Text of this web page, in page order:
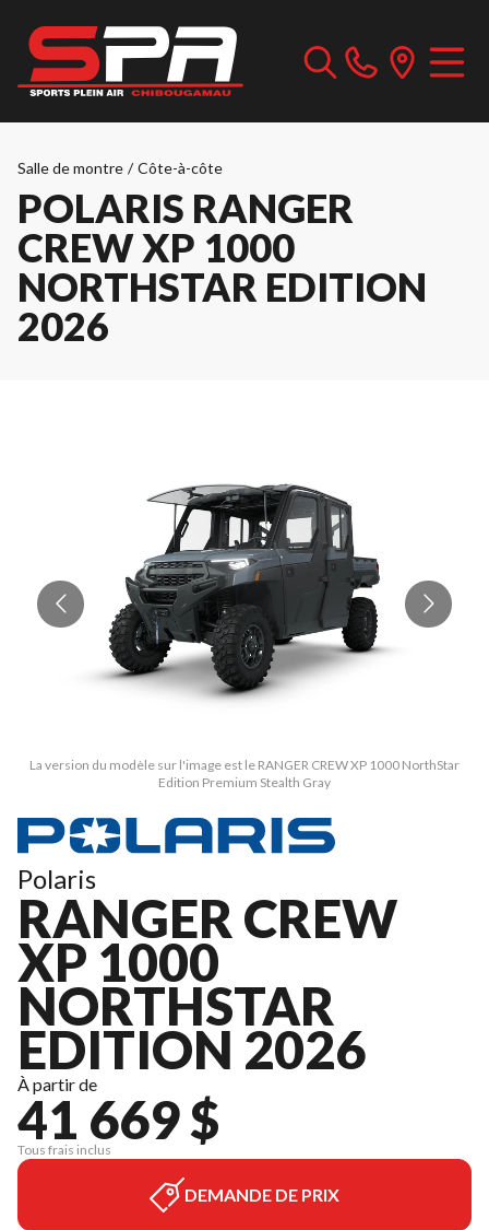
Salle de montre / Côte-à-côte
POLARIS RANGER
CREW XP 1000
NORTHSTAR EDITION
2026
La version du modèle sur l'image est le RANGER CREW XP 1000 NorthStar
Edition Premium Stealth Gray
Polaris
RANGER CREW
XP 1000
NORTHSTAR
EDITION 2026
À partir de
41 669 $
Tous frais inclus
DEMANDE DE PRIX